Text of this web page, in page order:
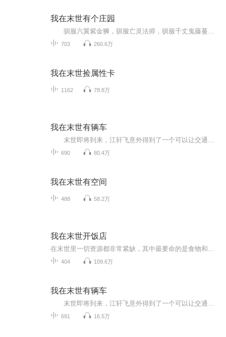
我在末世有个庄园
703 260.6万
我在末世捡属性卡
1162 78.8万
我在末世有辆车
690 80.4万
我在末世有空间
488 58.2万
我在末世开饭店
404 109.6万
我在末世有辆车
691 16.5万